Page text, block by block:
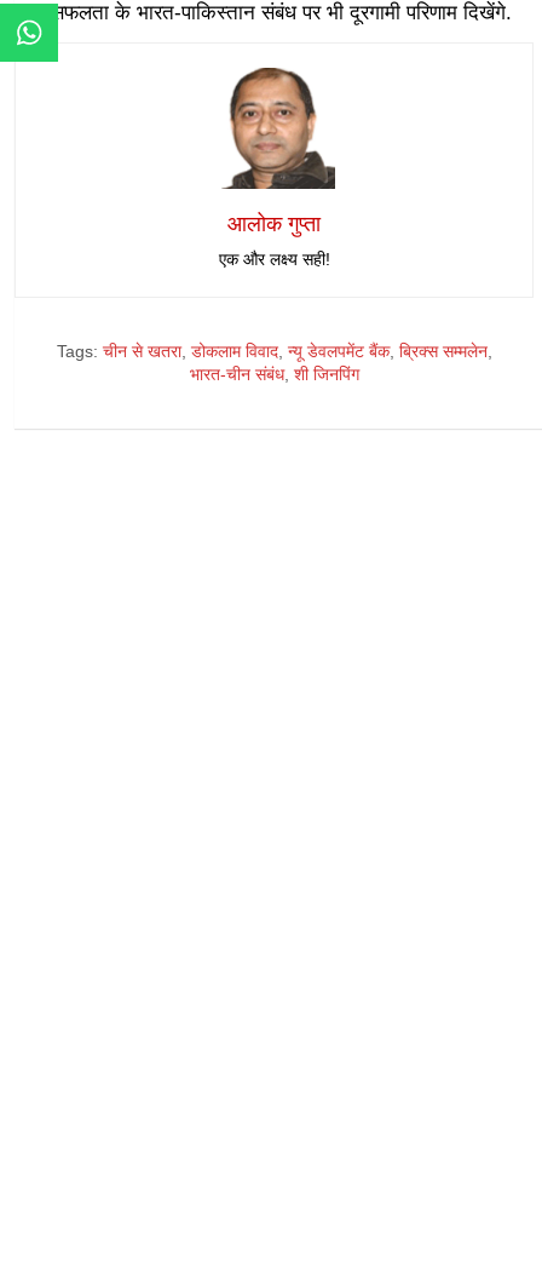
पर सफलता के भारत-पाकिस्तान संबंध पर भी दूरगामी परिणाम दिखेंगे.
आलोक गुप्ता
एक और लक्ष्य सही!
Tags: चीन से खतरा, डोकलाम विवाद, न्यू डेवलपमेंट बैंक, ब्रिक्स सम्मलेन,
भारत-चीन संबंध, शी जिनपिंग